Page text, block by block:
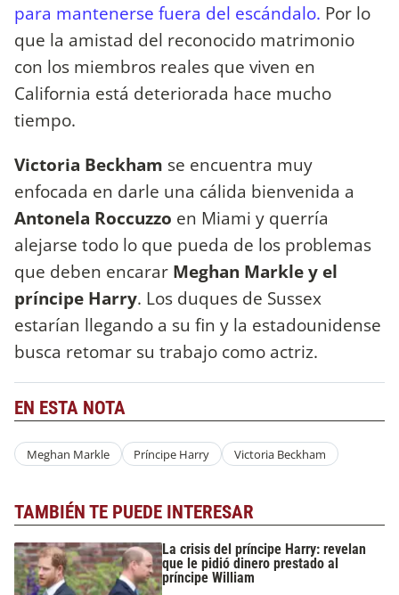
para mantenerse fuera del escándalo. Por lo
que la amistad del reconocido matrimonio
con los miembros reales que viven en
California está deteriorada hace mucho
tiempo.
Victoria Beckham se encuentra muy
enfocada en darle una cálida bienvenida a
Antonela Roccuzzo en Miami y querría
alejarse todo lo que pueda de los problemas
que deben encarar Meghan Markle y el
príncipe Harry. Los duques de Sussex
estarían llegando a su fin y la estadounidense
busca retomar su trabajo como actriz.
EN ESTA NOTA
Meghan Markle Príncipe Harry Victoria Beckham
TAMBIÉN TE PUEDE INTERESAR
La crisis del príncipe Harry: revelan
que le pidió dinero prestado al
príncipe William